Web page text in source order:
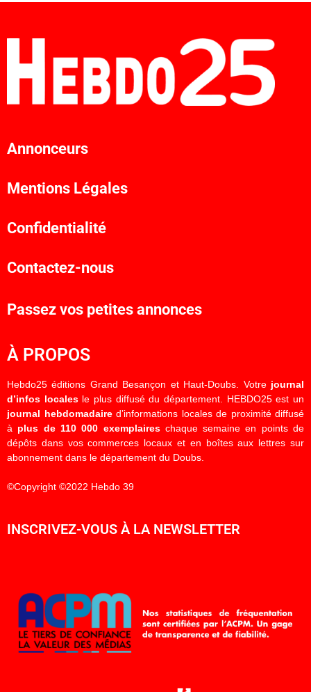
Annonceurs
Mentions Légales
Confidentialité
Contactez-nous
Passez vos petites annonces
À PROPOS
Hebdo25 éditions Grand Besançon et Haut-Doubs. Votre journal
d’infos localesle plus diffusé du département. HEBDO25 est un
journal hebdomadaired’informations locales de proximité diffusé
à plus de 110 000 exemplaireschaque semaine en points de
dépôts dans vos commerces locaux et en boîtes aux lettres sur
abonnement dans le département du Doubs.
©Copyright ©2022 Hebdo 39
INSCRIVEZ-VOUS À LA NEWSLETTER